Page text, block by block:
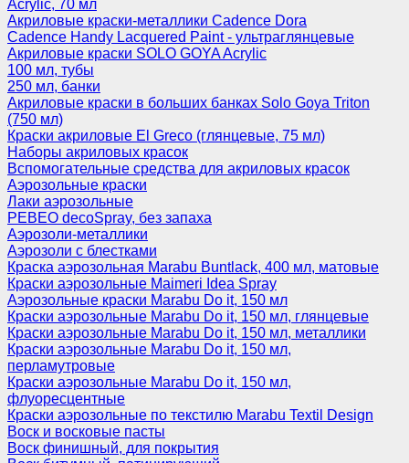
Acrylic, 70 мл
Акриловые краски-металлики Cadence Dora
Cadence Handy Lacquered Paint - ультраглянцевые
Акриловые краски SOLO GOYA Acrylic
100 мл, тубы
250 мл, банки
Акриловые краски в больших банках Solo Goya Triton
(750 мл)
Краски акриловые El Greco (глянцевые, 75 мл)
Наборы акриловых красок
Вспомогательные средства для акриловых красок
Аэрозольные краски
Лаки аэрозольные
PEBEO decoSpray, без запаха
Аэрозоли-металлики
Аэрозоли с блестками
Краска аэрозольная Marabu Buntlack, 400 мл, матовые
Краски аэрозольные Maimeri Idea Spray
Аэрозольные краски Marabu Do it, 150 мл
Краски аэрозольные Marabu Do it, 150 мл, глянцевые
Краски аэрозольные Marabu Do it, 150 мл, металлики
Краски аэрозольные Marabu Do it, 150 мл,
перламутровые
Краски аэрозольные Marabu Do it, 150 мл,
флуоресцентные
Краски аэрозольные по текстилю Marabu Textil Design
Воск и восковые пасты
Воск финишный, для покрытия